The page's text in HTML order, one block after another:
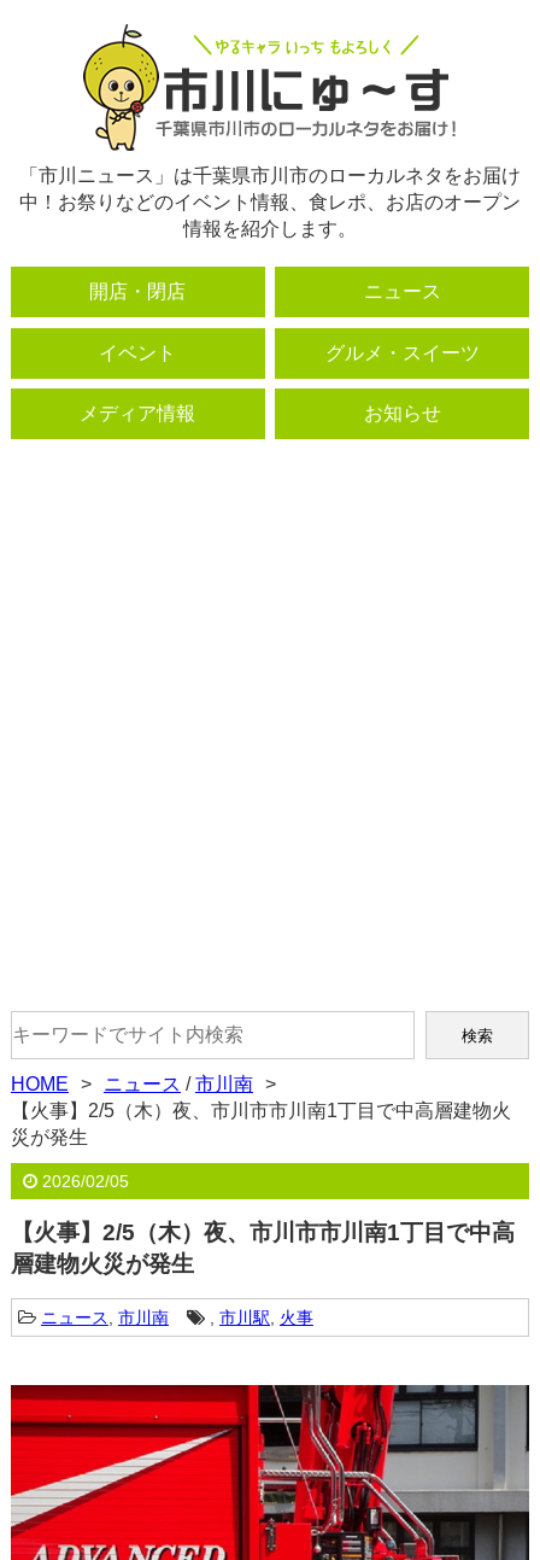
「市川ニュース」は千葉県市川市のローカルネタをお届け
中！お祭りなどのイベント情報、食レポ、お店のオープン
情報を紹介します。
開店・閉店 ニュース
イベント グルメ・スイーツ
メディア情報 お知らせ
HOME ニュース /市川南
【火事】2/5（木）夜、市川市市川南1丁目で中高層建物火
災が発生
2026/02/05
【火事】2/5（木）夜、市川市市川南1丁目で中高
層建物火災が発生
ニュース 市川南 , 市川駅 火事